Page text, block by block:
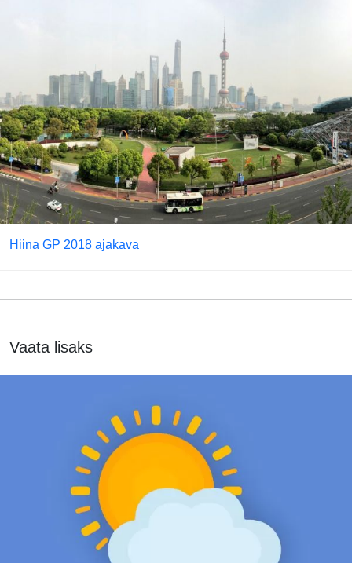
Hiina GP 2018 ajakava
Vaata lisaks